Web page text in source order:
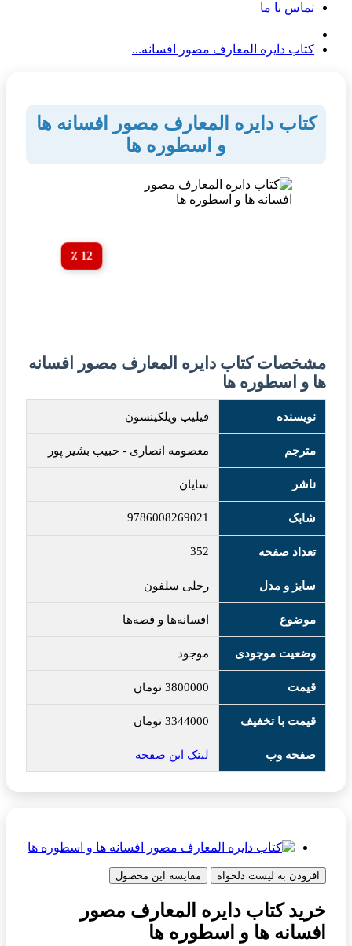
تماس با ما
کتاب دایره المعارف مصور افسانه...
کتاب دایره المعارف مصور افسانه ها
و اسطوره ها
12 ٪
مشخصات کتاب دایره المعارف مصور افسانه
ها و اسطوره ها
نویسنده فیلیپ ویلکینسون
مترجم معصومه انصاری - حبیب بشیر پور
ناشر سایان
شابک 9786008269021
تعداد صفحه 352
سایز و مدل رحلی سلفون
موضوع افسانه‌ها و قصه‌ها
وضعیت موجودی موجود
قیمت 3800000 تومان
قیمت با تخفیف 3344000 تومان
صفحه وب لینک این صفحه
افزودن به لیست دلخواه مقایسه این محصول
خرید کتاب دایره المعارف مصور
افسانه ها و اسطوره ها